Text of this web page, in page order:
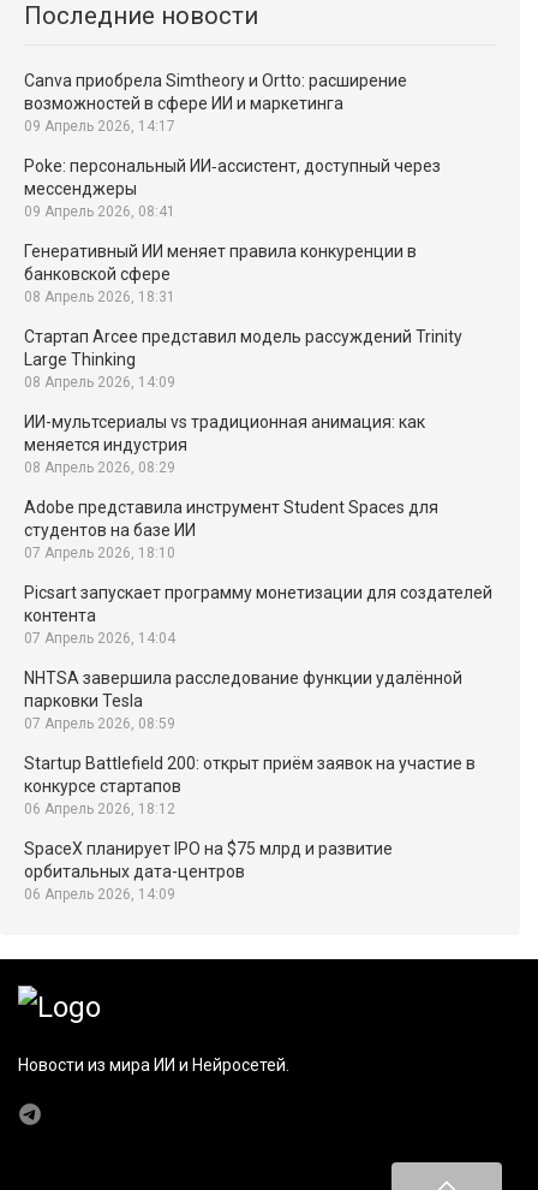
Последние новости
Canva приобрела Simtheory и Ortto: расширение
возможностей в сфере ИИ и маркетинга
09 Апрель 2026, 14:17
Poke: персональный ИИ‑ассистент, доступный через
мессенджеры
09 Апрель 2026, 08:41
Генеративный ИИ меняет правила конкуренции в
банковской сфере
08 Апрель 2026, 18:31
Стартап Arcee представил модель рассуждений Trinity
Large Thinking
08 Апрель 2026, 14:09
ИИ-мультсериалы vs традиционная анимация: как
меняется индустрия
08 Апрель 2026, 08:29
Adobe представила инструмент Student Spaces для
студентов на базе ИИ
07 Апрель 2026, 18:10
Picsart запускает программу монетизации для создателей
контента
07 Апрель 2026, 14:04
NHTSA завершила расследование функции удалённой
парковки Tesla
07 Апрель 2026, 08:59
Startup Battlefield 200: открыт приём заявок на участие в
конкурсе стартапов
06 Апрель 2026, 18:12
SpaceX планирует IPO на $75 млрд и развитие
орбитальных дата-центров
06 Апрель 2026, 14:09
Новости из мира ИИ и Нейросетей.